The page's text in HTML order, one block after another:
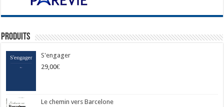
Produits
S'engager
29,00€
Le chemin vers Barcelone